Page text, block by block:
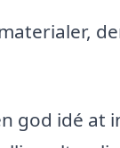
god idé at